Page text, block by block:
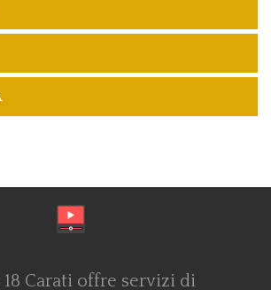
18 Carati offre servizi di